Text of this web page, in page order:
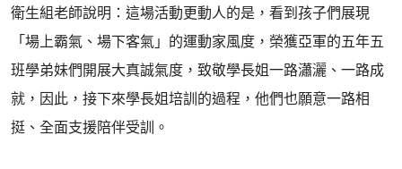
衛生組老師說明：這場活動更動人的是，看到孩子們展現
「場上霸氣、場下客氣」的運動家風度，榮獲亞軍的五年五
班學弟妹們開展大真誠氣度，致敬學長姐一路瀟灑、一路成
就，因此，接下來學長姐培訓的過程，他們也願意一路相
挺、全面支援陪伴受訓。